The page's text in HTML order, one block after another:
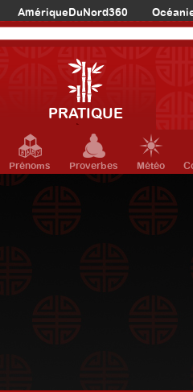
AmériqueDuNord360
PRATIQUE
Prénoms Proverbes Météo